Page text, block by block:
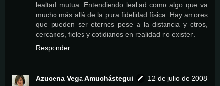
lealtad mutua. Entendiendo lealtad como algo que va
mucho más allá de la pura fidelidad física. Hay amores
que pueden ser eternos pese a la distancia y otros,
cercanos, fieles y cotidianos en realidad no existen.
Responder
Azucena Vega Amuchástegui
12 de julio de 2008